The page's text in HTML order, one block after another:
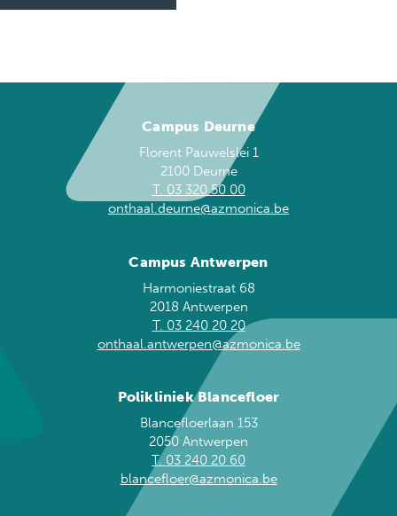
Campus Deurne
Florent Pauwelslei 1
2100 Deurne
T. 03 320 50 00
onthaal.deurne@azmonica.be
Campus Antwerpen
Harmoniestraat 68
2018 Antwerpen
T. 03 240 20 20
onthaal.antwerpen@azmonica.be
Polikliniek Blancefloer
Blancefloerlaan 153
2050 Antwerpen
T. 03 240 20 60
blancefloer@azmonica.be